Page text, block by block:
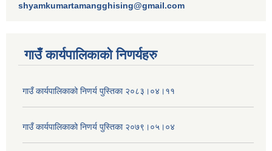
shyamkumartamangghising@gmail.com
गाउँ कार्यपालिकाकाे निणर्यहरु
गाउँ कार्यपालिकाको निणर्य पुस्तिका २०८३।०४।११
गाउँ कार्यपालिकाको निणर्य पुस्तिका २०७९।०५।०४